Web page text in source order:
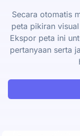
Secara otomatis
peta pikiran
Ekspor peta ini
pertanyaan serta